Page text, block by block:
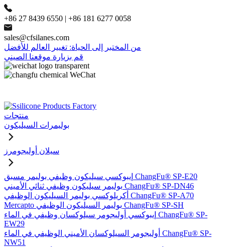
+86 27 8439 6550 | +86 181 6277 0058
sales@cfsilanes.com
من المختبر إلى الحياة: تغيير العالم للأفضل
قم بزيارة موقعنا الصيني
منتجات
بوليمرات السيليكون
سيلان أوليجومرز
إيبوكسي سيليكون وظيفي بوليمر مسبق ChangFu® SP-E20
بوليمر سيليكون وظيفي ثنائي الأميني ChangFu® SP-DN46
أكريلوكسي بوليمر السيليكون الوظيفي ChangFu® SP-A70
Mercapto بوليمر السيليكون الوظيفي ChangFu® SP-SH
إيبوكسي أوليجومر سيلوكسان وظيفي في الماء ChangFu® SP-
EW29
أوليجومر السيلوكسان الأميني الوظيفي في الماء ChangFu® SP-
NW51